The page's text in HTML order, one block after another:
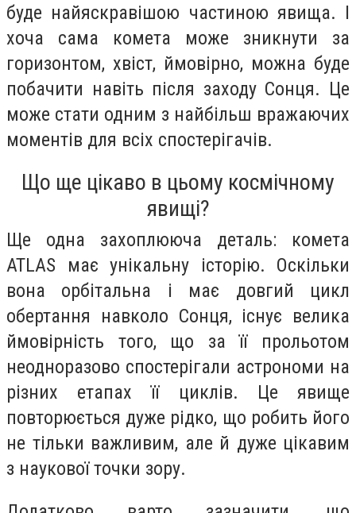
буде найяскравішою частиною явища. І
хоча сама комета може зникнути за
горизонтом, хвіст, ймовірно, можна буде
побачити навіть після заходу Сонця. Це
може стати одним з найбільш вражаючих
моментів для всіх спостерігачів.
Що ще цікаво в цьому космічному
явищі?
Ще одна захоплююча деталь: комета
ATLAS має унікальну історію. Оскільки
вона орбітальна і має довгий цикл
обертання навколо Сонця, існує велика
ймовірність того, що за її прольотом
неодноразово спостерігали астрономи на
різних етапах її циклів. Це явище
повторюється дуже рідко, що робить його
не тільки важливим, але й дуже цікавим
з наукової точки зору.